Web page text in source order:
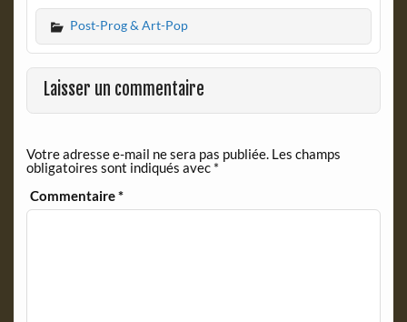
c
e
b
o
o
k
i
n
t
F
r
e
d
l
y
Post-Prog & Art-Pop
Laisser un commentaire
Votre adresse e-mail ne sera pas publiée. Les champs
obligatoires sont indiqués avec *
Commentaire*